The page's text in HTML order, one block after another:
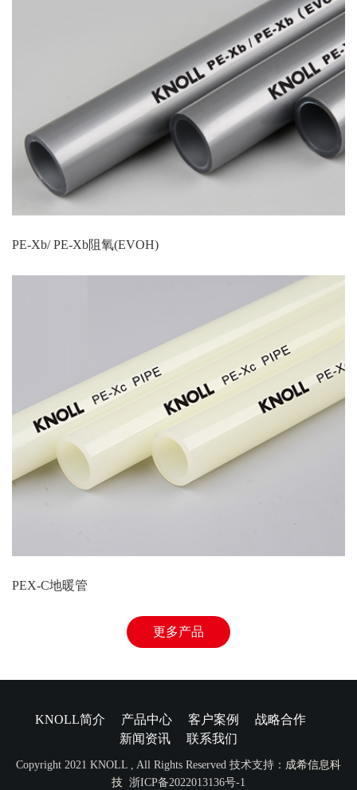
PE-Xb/ PE-Xb阻氧(EVOH)
PEX-C地暖管
更多产品
KNOLL简介 产品中心 客户案例
战略合作
新闻资讯
联系我们
Copyright 2021 KNOLL , All Rights Reserved 技术支持： 成希信息科
技 浙ICP备2022013136号-1